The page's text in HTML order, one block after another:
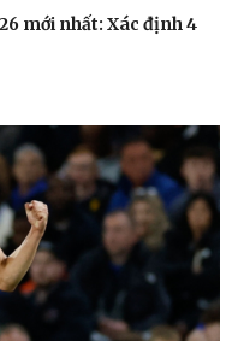
mới nhất: Xác định 4